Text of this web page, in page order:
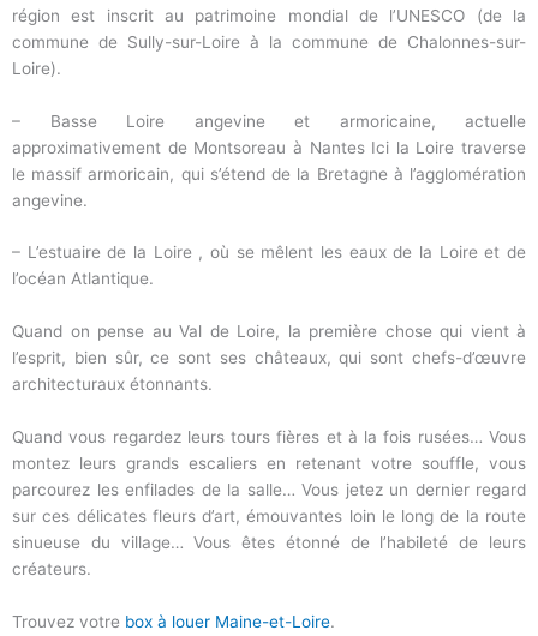
région est inscrit au patrimoine mondial de l’UNESCO (de la
commune de Sully-sur-Loire à la commune de Chalonnes-sur-
Loire).
– Basse Loire angevine et armoricaine, actuelle
approximativement de Montsoreau à Nantes Ici la Loire traverse
le massif armoricain, qui s’étend de la Bretagne à l’agglomération
angevine.
– L’estuaire de la Loire , où se mêlent les eaux de la Loire et de
l’océan Atlantique.
Quand on pense au Val de Loire, la première chose qui vient à
l’esprit, bien sûr, ce sont ses châteaux, qui sont chefs-d’œuvre
architecturaux étonnants.
Quand vous regardez leurs tours fières et à la fois rusées… Vous
montez leurs grands escaliers en retenant votre souffle, vous
parcourez les enfilades de la salle… Vous jetez un dernier regard
sur ces délicates fleurs d’art, émouvantes loin le long de la route
sinueuse du village… Vous êtes étonné de l’habileté de leurs
créateurs.
Trouvez votre box à louer Maine-et-Loire.